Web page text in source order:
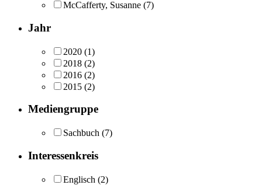
McCafferty, Susanne (7)
Jahr
2020 (1)
2018 (2)
2016 (2)
2015 (2)
Mediengruppe
Sachbuch (7)
Interessenkreis
Englisch (2)